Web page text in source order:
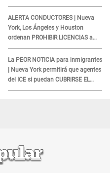
ALERTA CONDUCTORES | Nueva
York, Los Ángeles y Houston
ordenan PROHIBIR LICENCIAS a
quienes no presenten ESTE
DOCUMENTO
La PEOR NOTICIA para inmigrantes
| Nueva York permitirá que agentes
del ICE si puedan CUBRIRSE EL
ROSTRO